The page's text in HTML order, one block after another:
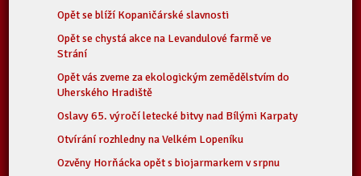
Opět se blíží Kopaničárské slavnosti
Opět se chystá akce na Levandulové farmě ve
Strání
Opět vás zveme za ekologickým zemědělstvím do
Uherského Hradiště
Oslavy 65. výročí letecké bitvy nad Bílými Karpaty
Otvírání rozhledny na Velkém Lopeníku
Ozvěny Horňácka opět s biojarmarkem v srpnu